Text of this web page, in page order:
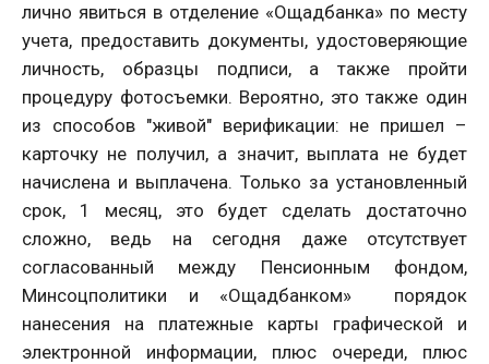
лично явиться в отделение «Ощадбанка» по месту
учета, предоставить документы, удостоверяющие
личность, образцы подписи, а также пройти
процедуру фотосъемки. Вероятно, это также один
из способов "живой" верификации: не пришел –
карточку не получил, а значит, выплата не будет
начислена и выплачена. Только за установленный
срок, 1 месяц, это будет сделать достаточно
сложно, ведь на сегодня даже отсутствует
согласованный между Пенсионным фондом,
Минсоцполитики и «Ощадбанком» порядок
нанесения на платежные карты графической и
электронной информации, плюс очереди, плюс